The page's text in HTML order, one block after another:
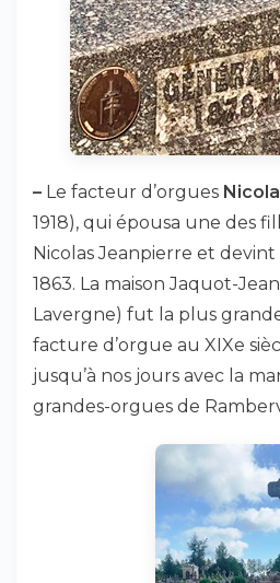
– Le facteur d’orgues
1918), qui épousa une des
Nicolas Jeanpierre et
1863. La maison Jaquot-
Lavergne) fut la plus
facture d’orgue au XIXe
jusqu’à nos jours avec la
grandes-orgues de